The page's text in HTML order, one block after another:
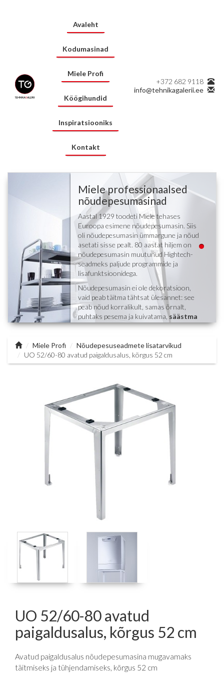
Avaleht
Kodumasinad
Miele Profi
Köögihundid
Inspiratsiooniks
Kontakt
+372 682 9118
info@tehnikagalerii.ee
Miele professionaalsed
nõudepesumasinad
Aastal 1929 toodeti Miele tehases
Euroopa esimene nõudepesumasin. Siis
oli nõudepesumasin ümmargune ja nõud
asetati sisse pealt. 80 aastat hiljem on
nõudepesumasin muutunud Hightech-
seadmeks paljude programmide ja
lisafunktsioonidega.
Nõudepesumasin ei ole dekoratsioon,
vaid peab täitma tähtsat ülesannet: see
peab nõud korralikult, samas õrnalt,
puhtaks pesema ja kuivatama,säästma
vett ja elektritning lisaks veel töötama
kuid Miele jaoks enesestmõistetav. Selle
eest hoolitsevad intelligentsed
programmid, mida on võimalik kohandada
Eriline komponent Miele
nõudepesumasinas on söögiriistade
sahtel, mis tagab alati parima pesu ja
kuivatustulemuse.
Miele Profi
Nõudepesuseadmete lisatarvikud
UO 52/60-80 avatud paigaldusalus, kõrgus 52 cm
UO 52/60-80 avatud
paigaldusalus, kõrgus 52 cm
Avatud paigaldusalus nõudepesumasina mugavamaks
täitmiseks ja tühjendamiseks, kõrgus 52 cm